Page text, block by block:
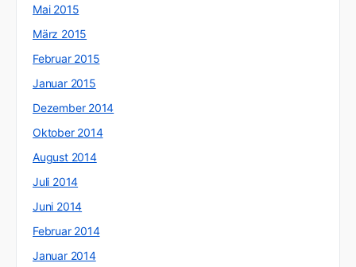
Mai 2015
März 2015
Februar 2015
Januar 2015
Dezember 2014
Oktober 2014
August 2014
Juli 2014
Juni 2014
Februar 2014
Januar 2014